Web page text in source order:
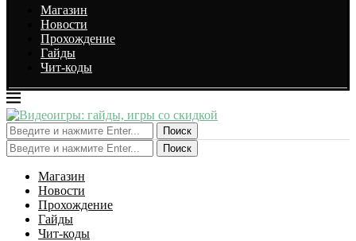
Магазин
Новости
Прохождение
Гайды
Чит-коды
Поиск
Поиск
Магазин
Новости
Прохождение
Гайды
Чит-коды